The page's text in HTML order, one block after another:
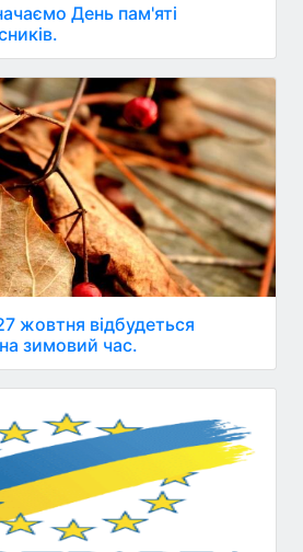
День пам'яті
жовтня відбудеться
зимовий час.